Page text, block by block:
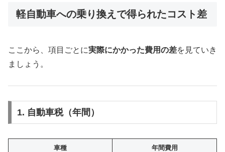
軽自動車への乗り換えで得られたコスト差
ここから、項目ごとに実際にかかった費用の差を見ていき
ましょう。
1. 自動車税（年間）
車種 年間費用